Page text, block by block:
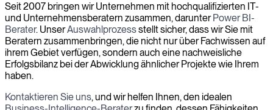
Seit 2007 bringen wir Unternehmen mit hochqualifizierten IT-
und Unternehmensberatern zusammen, darunterPower BI-
Berater. UnserAuswahlprozessstellt sicher, dass wir Sie mit
Beratern zusammenbringen, die nicht nur über Fachwissen auf
ihrem Gebiet verfügen, sondern auch eine nachweisliche
Erfolgsbilanz bei der Abwicklung ähnlicher Projekte wie Ihrem
haben.
Kontaktieren Sie uns, und wir helfen Ihnen, den idealen